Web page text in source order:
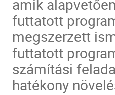
futtatott
megszerzett
futtatott
számítási
hatékony